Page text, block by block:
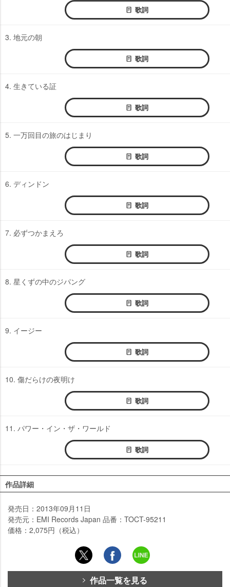
歌詞
3. 地元の朝
歌詞
4. 生きている証
歌詞
5. 一万回目の旅のはじまり
歌詞
6. ディンドン
歌詞
7. 必ずつかまえろ
歌詞
8. 星くずの中のジパング
歌詞
9. イージー
歌詞
10. 傷だらけの夜明け
歌詞
11. パワー・イン・ザ・ワールド
歌詞
作品詳細
発売日：2013年09月11日
発売元：EMI Records Japan 品番：TOCT-95211
価格：2,075円（税込）
作品一覧を見る